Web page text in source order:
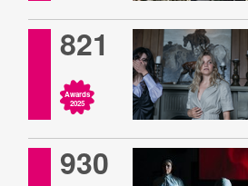
821
Awards
2025
930